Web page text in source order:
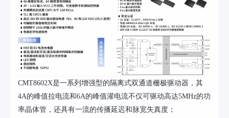
CMT8602X是一系列增强型的隔离式双通道栅极驱动器，其
4A的峰值拉电流和6A的峰值灌电流不仅可驱动高达5MHz的功
率晶体管，还具有一流的传播延迟和脉宽失真度；